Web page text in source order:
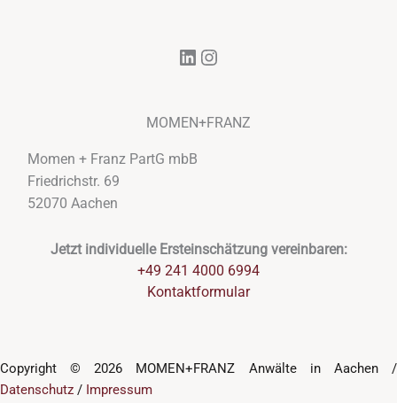
LinkedIn
Instagram
MOMEN+FRANZ
Momen + Franz PartG mbB
Friedrichstr. 69
52070 Aachen
Jetzt individuelle Ersteinschätzung vereinbaren:
+49 241 4000 6994
Kontaktformular
Copyright © 2026 MOMEN+FRANZ Anwälte in Aachen /
Datenschutz / Impressum